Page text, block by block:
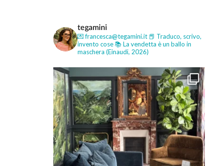
tegamini
💌 francesca@tegamini.it 📕 Traduco, scrivo,
invento cose📚 La vendetta è un ballo in
maschera (Einaudi, 2026)